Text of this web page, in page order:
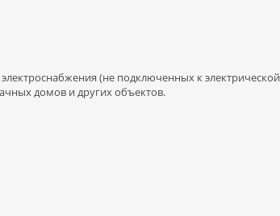
(не подключенных к электрической
домов и других объектов.